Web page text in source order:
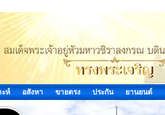
ะห์ อสังหา ขายตรง ประกัน ยานยนต์